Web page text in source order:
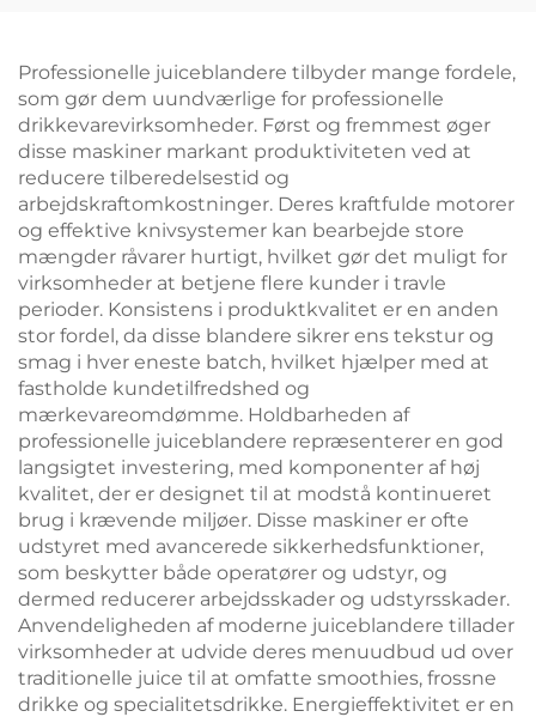
Professionelle juiceblandere tilbyder mange fordele,
som gør dem uundværlige for professionelle
drikkevarevirksomheder. Først og fremmest øger
disse maskiner markant produktiviteten ved at
reducere tilberedelsestid og
arbejdskraftomkostninger. Deres kraftfulde motorer
og effektive knivsystemer kan bearbejde store
mængder råvarer hurtigt, hvilket gør det muligt for
virksomheder at betjene flere kunder i travle
perioder. Konsistens i produktkvalitet er en anden
stor fordel, da disse blandere sikrer ens tekstur og
smag i hver eneste batch, hvilket hjælper med at
fastholde kundetilfredshed og
mærkevareomdømme. Holdbarheden af
professionelle juiceblandere repræsenterer en god
langsigtet investering, med komponenter af høj
kvalitet, der er designet til at modstå kontinueret
brug i krævende miljøer. Disse maskiner er ofte
udstyret med avancerede sikkerhedsfunktioner,
som beskytter både operatører og udstyr, og
dermed reducerer arbejdsskader og udstyrsskader.
Anvendeligheden af moderne juiceblandere tillader
virksomheder at udvide deres menuudbud ud over
traditionelle juice til at omfatte smoothies, frossne
drikke og specialitetsdrikke. Energieffektivitet er en